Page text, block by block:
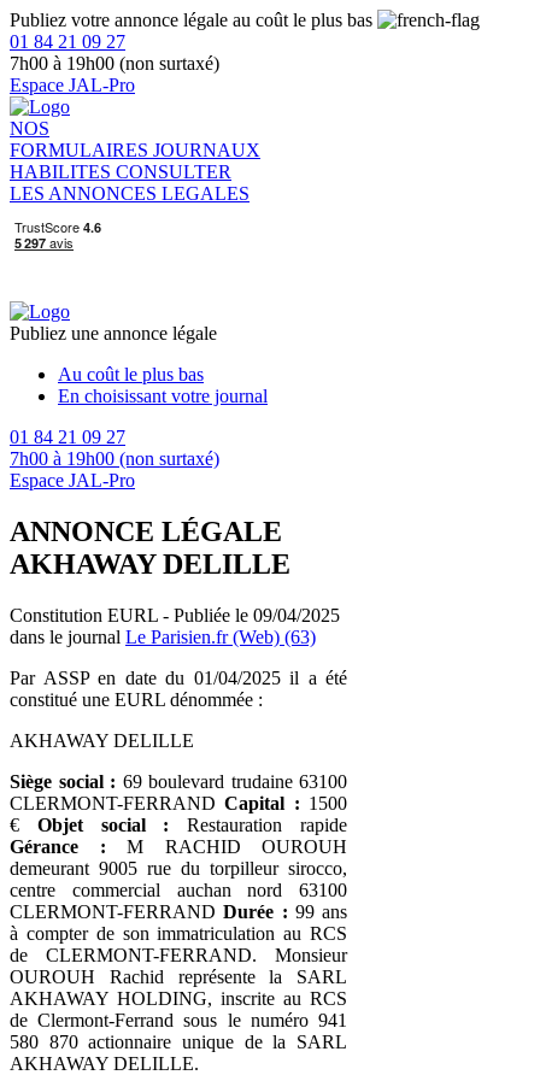
Publiez votre annonce légale au coût le plus bas
01 84 21 09 27
7h00 à 19h00 (non surtaxé)
Espace JAL-Pro
NOS
FORMULAIRES JOURNAUX
HABILITES CONSULTER
LES ANNONCES LEGALES
Publiez une annonce légale
Au coût le plus bas
En choisissant votre journal
01 84 21 09 27
7h00 à 19h00 (non surtaxé)
Espace JAL-Pro
ANNONCE LÉGALE
AKHAWAY DELILLE
Constitution EURL - Publiée le 09/04/2025
dans le journal Le Parisien.fr (Web) (63)
Par ASSP en date du 01/04/2025 il a été
constitué une EURL dénommée :
AKHAWAY DELILLE
Siège social : 69 boulevard trudaine 63100
CLERMONT-FERRANDCapital : 1500
€ Objet social : Restauration rapide
Gérance : M RACHID OUROUH
demeurant 9005 rue du torpilleur sirocco,
centre commercial auchan nord 63100
CLERMONT-FERRANDDurée : 99 ans
à compter de son immatriculation au RCS
de CLERMONT-FERRAND. Monsieur
OUROUH Rachid représente la SARL
AKHAWAY HOLDING, inscrite au RCS
de Clermont-Ferrand sous le numéro 941
580 870 actionnaire unique de la SARL
AKHAWAY DELILLE.